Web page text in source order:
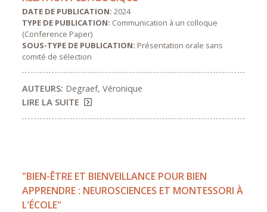
DATE DE PUBLICATION:2024
TYPE DE PUBLICATION: Communication à un colloque
(Conference Paper)
SOUS-TYPE DE PUBLICATION: Présentation orale sans
comité de sélection
AUTEURS: Degraef, Véronique
LIRE LA SUITE
"BIEN-ÊTRE ET BIENVEILLANCE POUR BIEN
APPRENDRE : NEUROSCIENCES ET MONTESSORI À
L'ÉCOLE"